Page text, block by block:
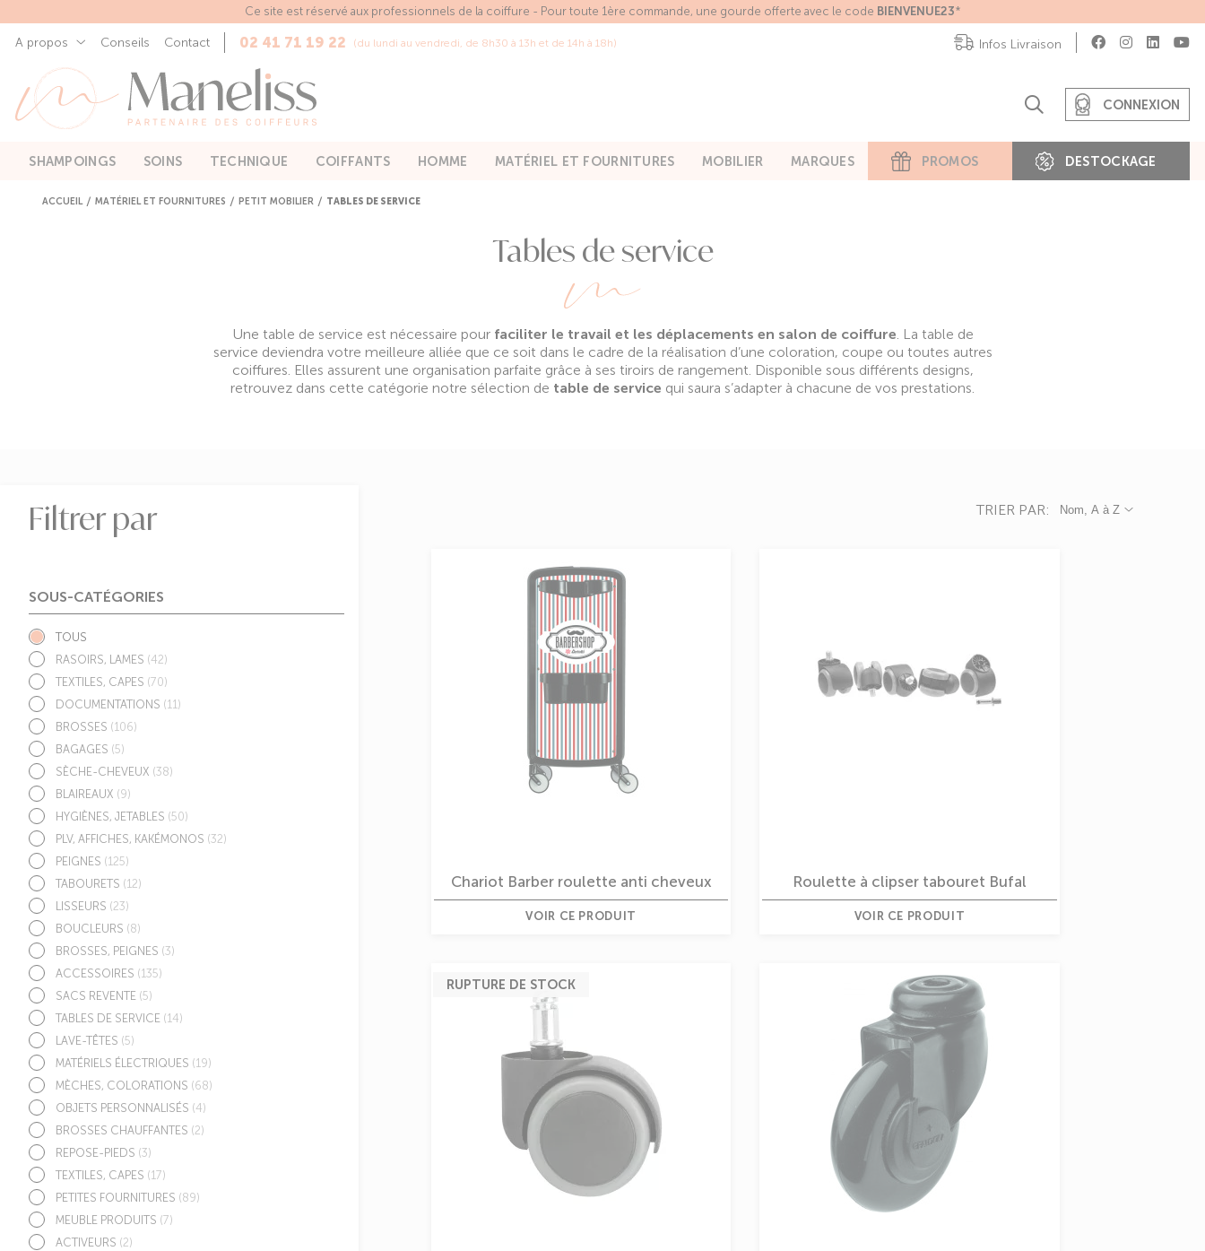
Ce site est réservé aux professionnels de la coiffure - Pour toute 1ère commande, une gourde offerte avec le code BIENVENUE23*
A propos Conseils Contact 02 41 71 19 22 (du lundi au vendredi, de 8h30 à 13h et de 14h à 18h)
SHAMPOINGS SOINS TECHNIQUE COIFFANTS HOMME MATÉRIEL ET FOURNITURES MOBILIER MARQUES PROMOS DESTOCKAGE
CONNEXION
Infos Livraison
ACCUEIL MATÉRIEL ET FOURNITURES PETIT MOBILIER TABLES DE SERVICE
Tables de service
Une table de service est nécessaire pour faciliter le travail et les déplacements en salon de coiffure. La table de
service deviendra votre meilleure alliée que ce soit dans le cadre de la réalisation d’une coloration, coupe ou toutes autres
coiffures. Elles assurent une organisation parfaite grâce à ses tiroirs de rangement. Disponible sous différents designs,
retrouvez dans cette catégorie notre sélection de table de service qui saura s’adapter à chacune de vos prestations.
Filtrer par
SOUS-CATÉGORIES
TOUS
RASOIRS, LAMES (42)
TEXTILES, CAPES (70)
DOCUMENTATIONS (11)
BROSSES (106)
BAGAGES (5)
SÈCHE-CHEVEUX (38)
BLAIREAUX (9)
HYGIÈNES, JETABLES (50)
PLV, AFFICHES, KAKÉMONOS (32)
PEIGNES (125)
TABOURETS (12)
LISSEURS (23)
BOUCLEURS (8)
BROSSES, PEIGNES (3)
ACCESSOIRES (135)
SACS REVENTE (5)
TABLES DE SERVICE (14)
LAVE-TÊTES (5)
MATÉRIELS ÉLECTRIQUES (19)
MÈCHES, COLORATIONS (68)
OBJETS PERSONNALISÉS (4)
BROSSES CHAUFFANTES (2)
REPOSE-PIEDS (3)
TEXTILES, CAPES (17)
PETITES FOURNITURES (89)
MEUBLE PRODUITS (7)
ACTIVEURS (2)
TRIER PAR: Nom, A à Z
Chariot Barber roulette anti cheveux
VOIR CE PRODUIT
Roulette à clipser tabouret Bufal
VOIR CE PRODUIT
RUPTURE DE STOCK